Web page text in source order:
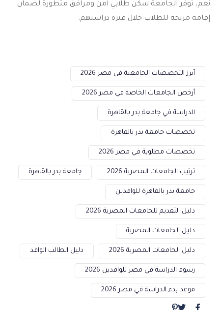
نعم، توفر الجامعة سكن طلابي آمن ومرافق متطورة لضمان
إقامة مريحة للطلاب خلال فترة دراستهم.
أبرز التخصصات الجامعية في مصر 2026
أرخص الجامعات الخاصة في مصر 2026
الدراسة في جامعة بدر بالقاهرة
تخصصات جامعة بدر بالقاهرة
تخصصات مطلوبة في مصر 2026
ترتيب الجامعات المصرية 2026 جامعة بدر بالقاهرة
جامعة بدر بالقاهرة للوافدين
دليل التقديم للجامعات المصرية 2026
دليل الجامعات المصرية
دليل الجامعات المصرية 2026 دليل الطالب الوافد
رسوم الدراسة في مصر للوافدين 2026
موعد بدء الدراسة في مصر 2026